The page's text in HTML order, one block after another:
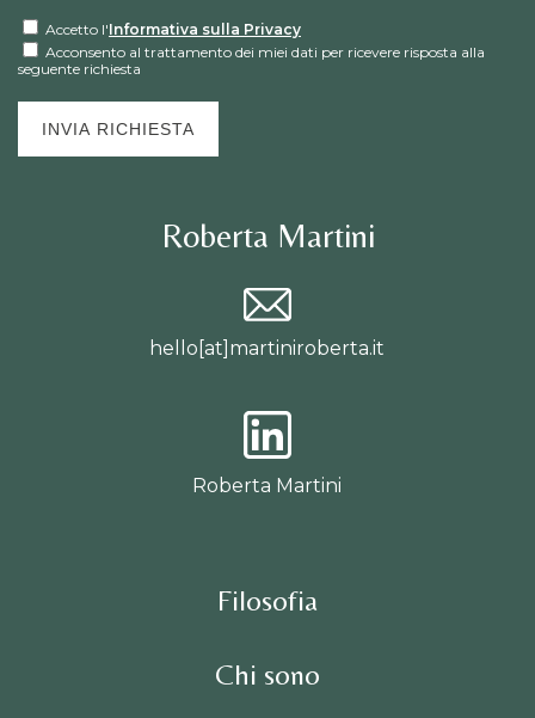
Accetto l'Informativa sulla Privacy
Acconsento al trattamento dei miei dati per ricevere risposta alla
seguente richiesta
Roberta Martini
hello[at]martiniroberta.it
Roberta Martini
Filosofia
Chi sono